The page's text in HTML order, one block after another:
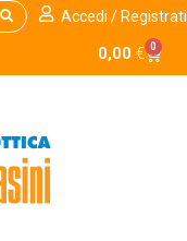
Accedi / Registrati
0,00 € 0